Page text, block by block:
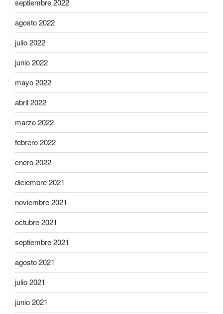
septiembre 2022
agosto 2022
julio 2022
junio 2022
mayo 2022
abril 2022
marzo 2022
febrero 2022
enero 2022
diciembre 2021
noviembre 2021
octubre 2021
septiembre 2021
agosto 2021
julio 2021
junio 2021